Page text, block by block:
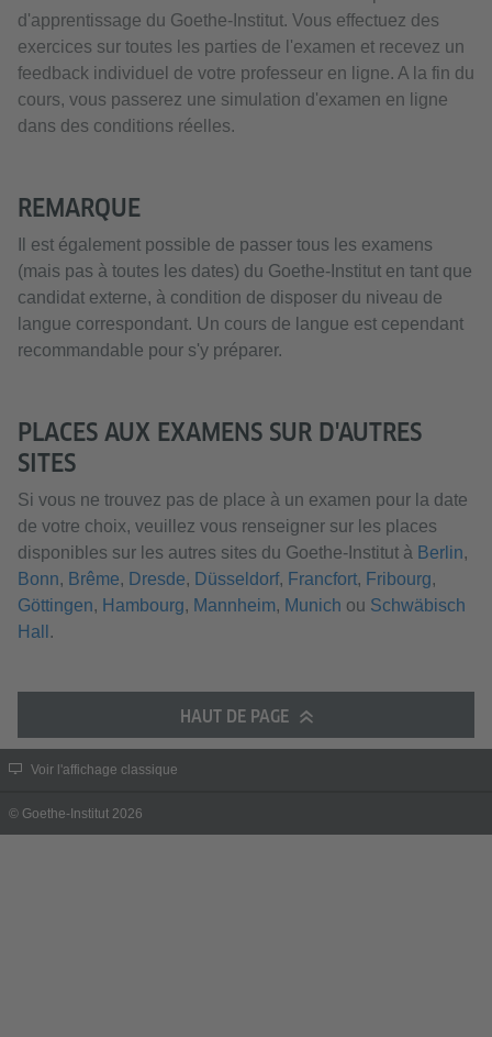
d'apprentissage du Goethe-Institut. Vous effectuez des
exercices sur toutes les parties de l'examen et recevez un
feedback individuel de votre professeur en ligne. A la fin du
cours, vous passerez une simulation d'examen en ligne
dans des conditions réelles.
REMARQUE
Il est également possible de passer tous les examens
(mais pas à toutes les dates) du Goethe-Institut en tant que
candidat externe, à condition de disposer du niveau de
langue correspondant. Un cours de langue est cependant
recommandable pour s'y préparer.
PLACES AUX EXAMENS SUR D'AUTRES
SITES
Si vous ne trouvez pas de place à un examen pour la date
de votre choix, veuillez vous renseigner sur les places
disponibles sur les autres sites du Goethe-Institut à Berlin,
Bonn, Brême, Dresde, Düsseldorf, Francfort, Fribourg,
Göttingen, Hambourg, Mannheim, Munich ou Schwäbisch
Hall .
HAUT DE PAGE
Voir l'affichage classique
© Goethe-Institut 2026